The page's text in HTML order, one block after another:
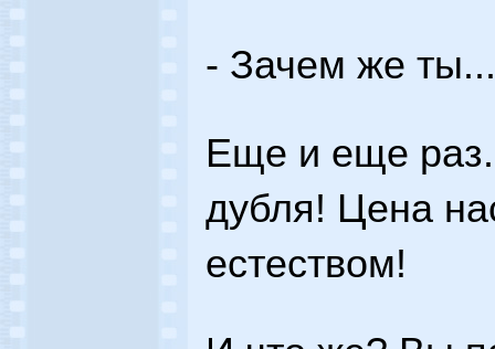
- Зачем же ты...
Еще и еще
дубля! Цена
естеством!